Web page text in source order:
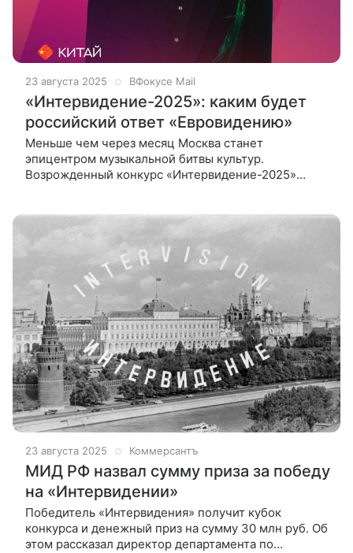
23 августа 2025 ВФокусе Mail
«Интервидение-2025»: каким будет
российский ответ «Евровидению»
Меньше чем через месяц Москва станет
эпицентром музыкальной битвы культур.
Возрожденный конкурс «Интервидение-2025»
23 августа 2025 Коммерсантъ
МИД РФ назвал сумму приза за победу
на «Интервидении»
Победитель «Интервидения» получит кубок
конкурса и денежный приз на сумму 30 млн руб. Об
этом рассказал директор департамента по